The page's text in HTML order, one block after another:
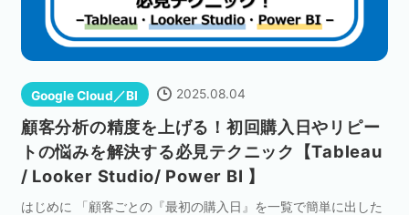
セミナー
お問い合わせ
プライバシーポリシー
Google Cloud／BI 2025.08.04
顧客分析の精度を上げる！初回購入日やリピー
トの悩みを解決する必見テクニック【Tableau
/ Looker Studio/ Power BI 】
はじめに 「顧客ごとの『最初の購入日』を一覧で簡単に出した